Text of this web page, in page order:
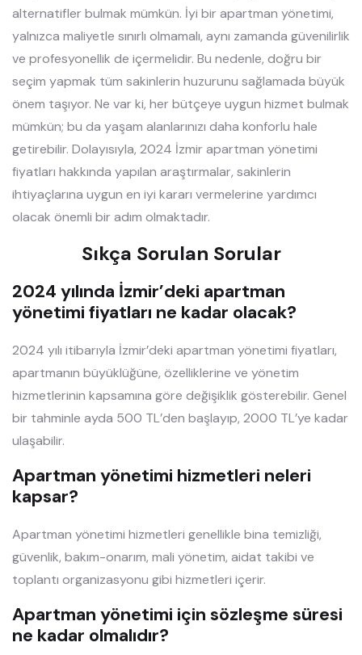
alternatifler bulmak mümkün. İyi bir apartman yönetimi,
yalnızca maliyetle sınırlı olmamalı, aynı zamanda güvenilirlik
ve profesyonellik de içermelidir. Bu nedenle, doğru bir
seçim yapmak tüm sakinlerin huzurunu sağlamada büyük
önem taşıyor. Ne var ki, her bütçeye uygun hizmet bulmak
mümkün; bu da yaşam alanlarınızı daha konforlu hale
getirebilir. Dolayısıyla, 2024 İzmir apartman yönetimi
fiyatları hakkında yapılan araştırmalar, sakinlerin
ihtiyaçlarına uygun en iyi kararı vermelerine yardımcı
olacak önemli bir adım olmaktadır.
Sıkça Sorulan Sorular
2024 yılında İzmir’deki apartman
yönetimi fiyatları ne kadar olacak?
2024 yılı itibarıyla İzmir’deki apartman yönetimi fiyatları,
apartmanın büyüklüğüne, özelliklerine ve yönetim
hizmetlerinin kapsamına göre değişiklik gösterebilir. Genel
bir tahminle ayda 500 TL’den başlayıp, 2000 TL’ye kadar
ulaşabilir.
Apartman yönetimi hizmetleri neleri
kapsar?
Apartman yönetimi hizmetleri genellikle bina temizliği,
güvenlik, bakım-onarım, mali yönetim, aidat takibi ve
toplantı organizasyonu gibi hizmetleri içerir.
Apartman yönetimi için sözleşme süresi
ne kadar olmalıdır?